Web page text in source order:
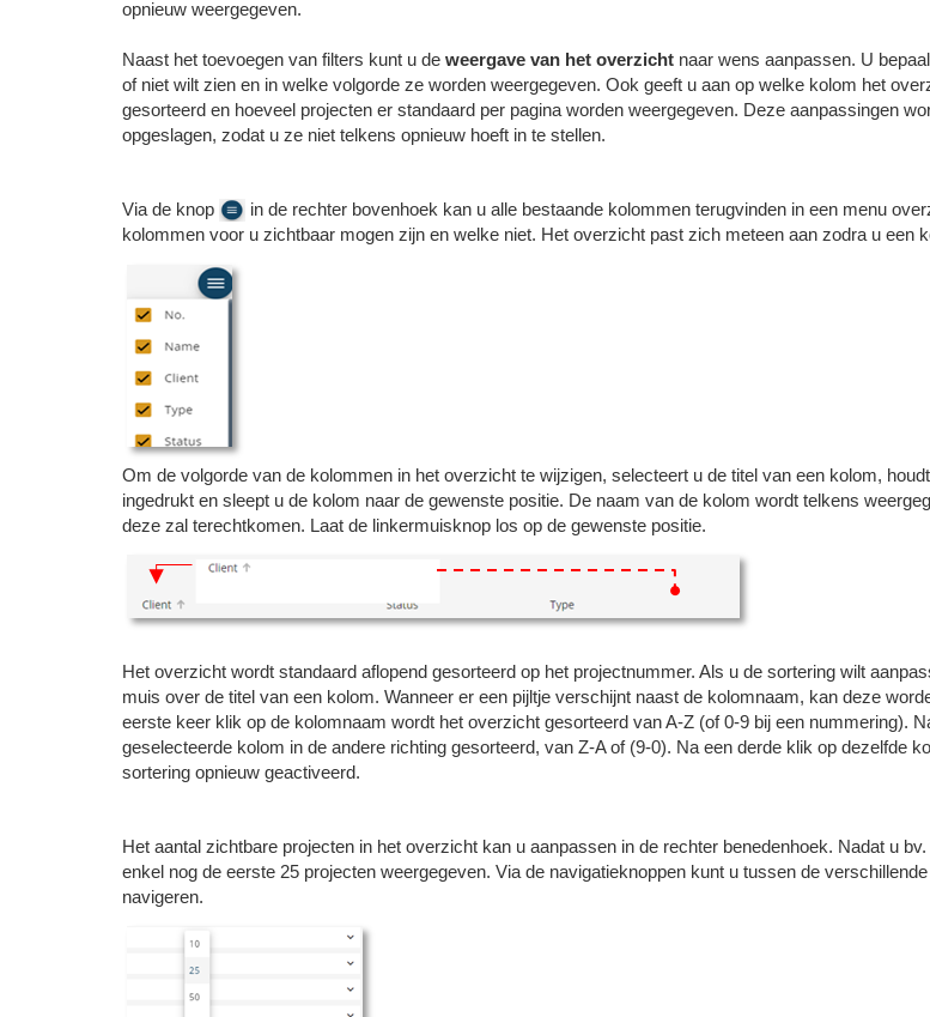
opnieuw weergegeven.
Naast het toevoegen van filters kunt u de weergave van het overzicht naar wens aanpassen. U
of niet wilt zien en in welke volgorde ze worden weergegeven. Ook geeft u aan op welke kolom het
gesorteerd en hoeveel projecten er standaard per pagina worden weergegeven. Deze aanpassingen
opgeslagen, zodat u ze niet telkens opnieuw hoeft in te stellen.
Via de knop
in de rechter bovenhoek kan u alle bestaande kolommen terugvinden in een menu
kolommen voor u zichtbaar mogen zijn en welke niet. Het overzicht past zich meteen aan zodra u een
Om de volgorde van de kolommen in het overzicht te wijzigen, selecteert u de titel van een kolom,
ingedrukt en sleept u de kolom naar de gewenste positie. De naam van de kolom wordt telkens
deze zal terechtkomen. Laat de linkermuisknop los op de gewenste positie.
Het overzicht wordt standaard aflopend gesorteerd op het projectnummer. Als u de sortering wilt
muis over de titel van een kolom. Wanneer er een pijltje verschijnt naast de kolomnaam, kan deze
eerste keer klik op de kolomnaam wordt het overzicht gesorteerd van A-Z (of 0-9 bij een nummering).
geselecteerde kolom in de andere richting gesorteerd, van Z-A of (9-0). Na een derde klik op dezelfde
sortering opnieuw geactiveerd.
Het aantal zichtbare projecten in het overzicht kan u aanpassen in de rechter benedenhoek. Nadat u
enkel nog de eerste 25 projecten weergegeven. Via de navigatieknoppen kunt u tussen de
navigeren.